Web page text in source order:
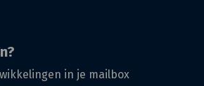
in je mailbox